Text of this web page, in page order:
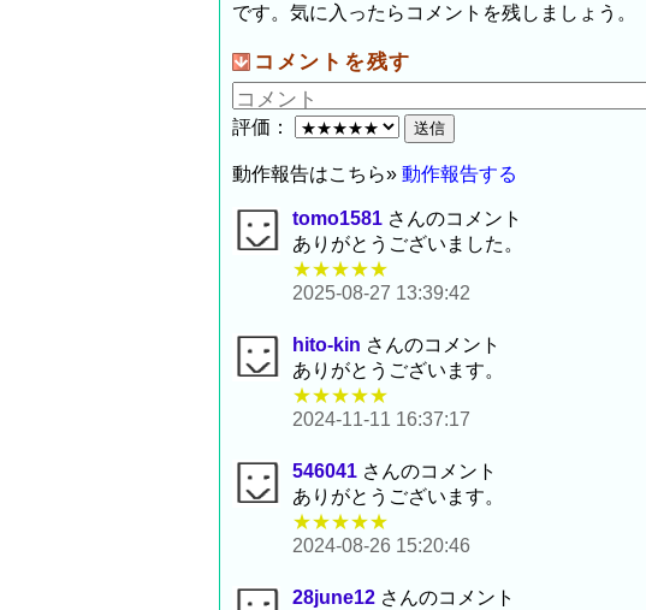
です。気に入ったらコメントを残しましょう。
コメントを残す
評価：
動作報告はこちら» 動作報告する
tomo1581 さんのコメント
ありがとうございました。
★★★★★
2025-08-27 13:39:42
hito-kin さんのコメント
ありがとうございます。
★★★★★
2024-11-11 16:37:17
546041 さんのコメント
ありがとうございます。
★★★★★
2024-08-26 15:20:46
28june12 さんのコメント